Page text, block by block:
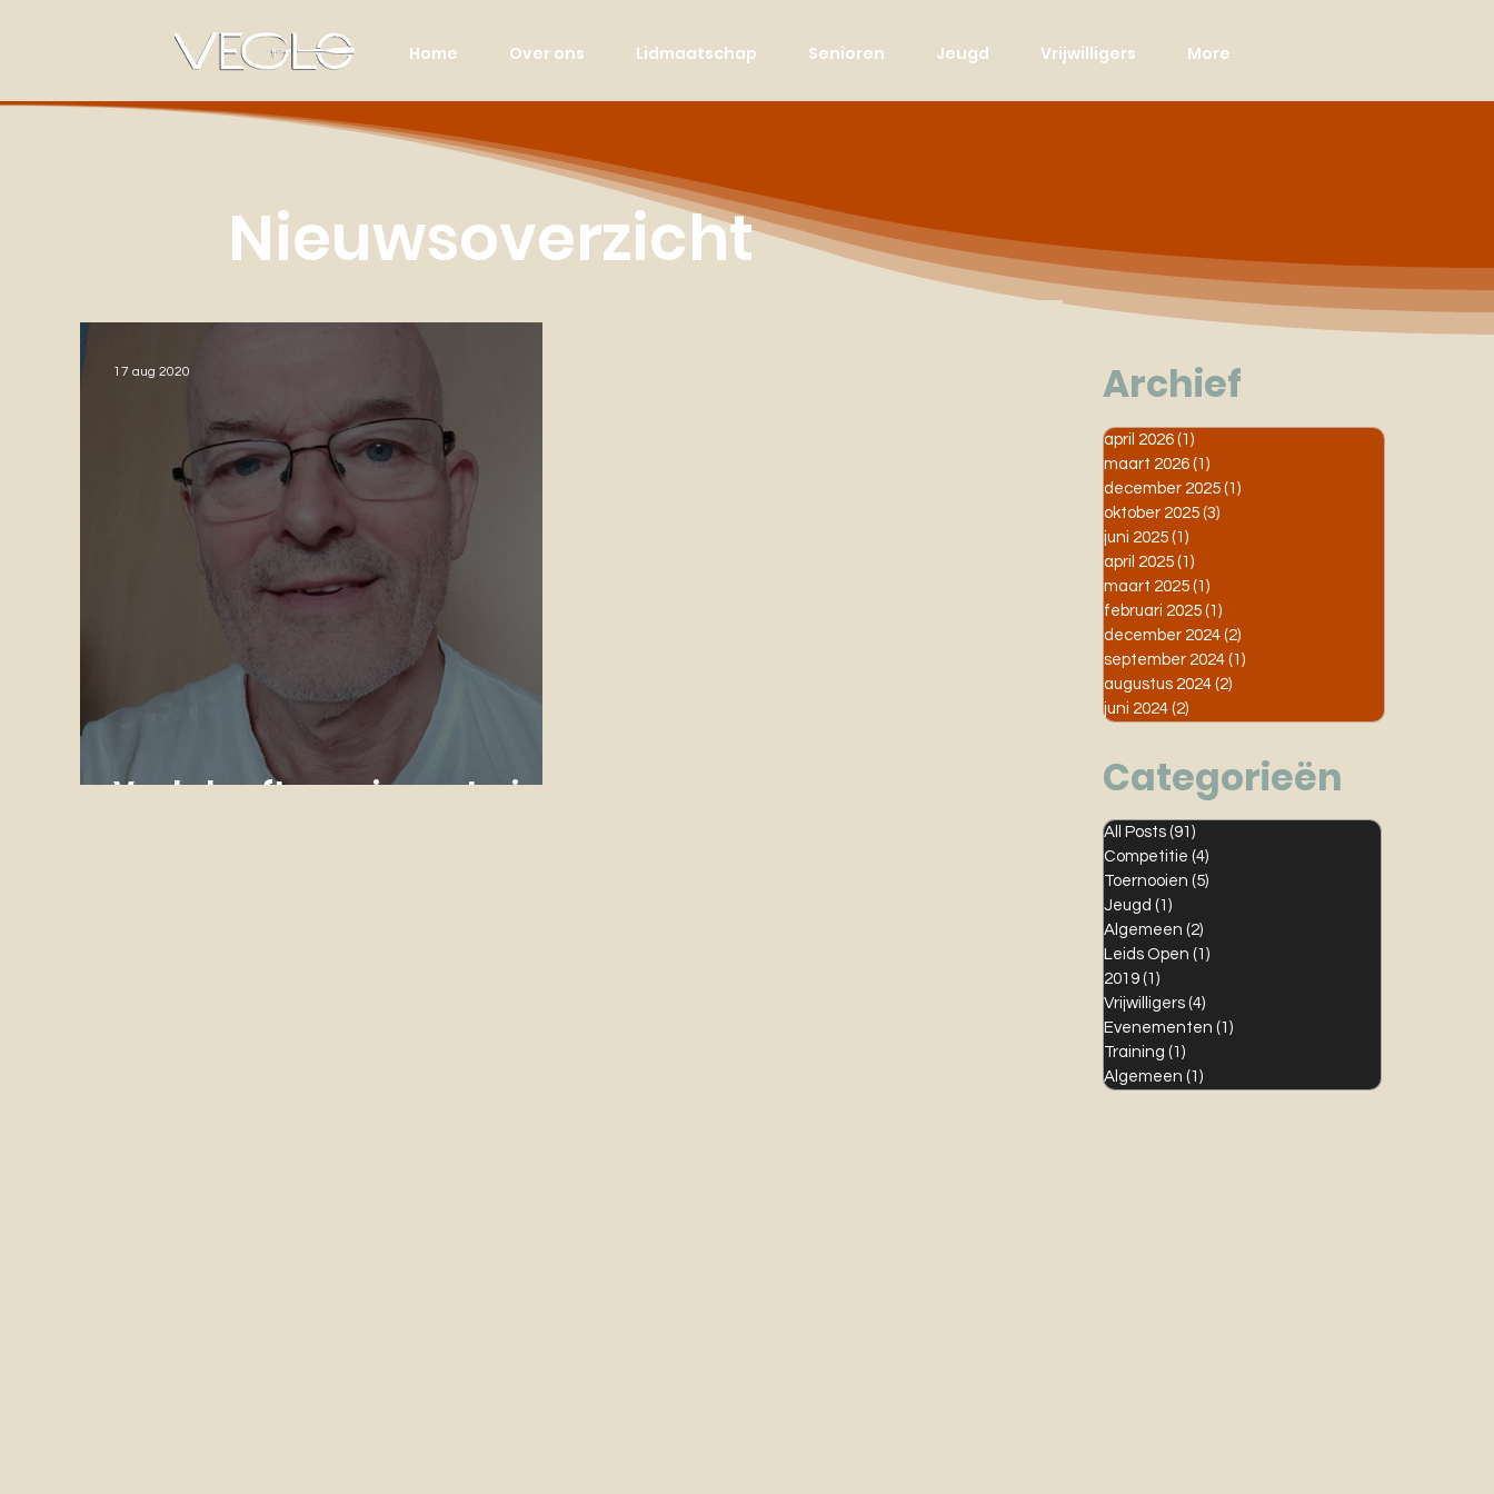
Home Over ons Lidmaatschap Senioren Jeugd Vrijwilligers More
Veglo heeft een nieuwe trainer
17 aug 2020
Nieuwsoverzicht
Archief
april 2026 (1)
maart 2026 (1)
december 2025 (1)
oktober 2025 (3)
juni 2025 (1)
april 2025 (1)
maart 2025 (1)
februari 2025 (1)
december 2024 (2)
september 2024 (1)
augustus 2024 (2)
juni 2024 (2)
Categorieën
All Posts (91)
Competitie (4)
Toernooien (5)
Jeugd (1)
Algemeen (2)
Leids Open (1)
2019 (1)
Vrijwilligers (4)
Evenementen (1)
Training (1)
Algemeen (1)